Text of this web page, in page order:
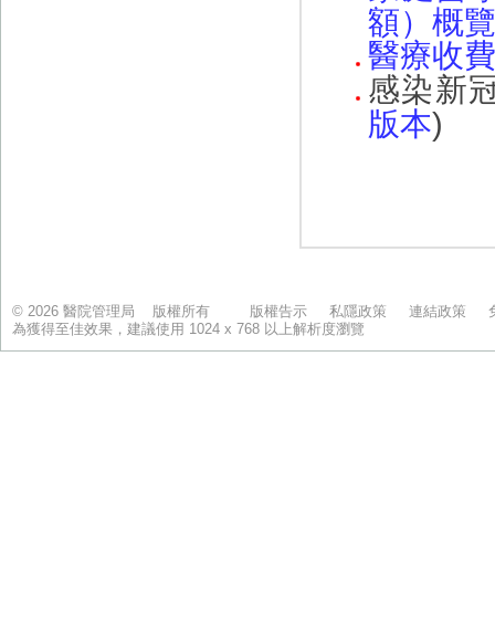
© 2026 醫院管理局 版權所有 版權告示 私隱政策 連結政策
為獲得至佳效果，建議使用 1024 x 768 以上解析度瀏覽